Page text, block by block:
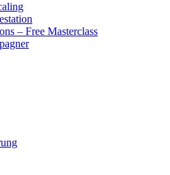
– Free Masterclass